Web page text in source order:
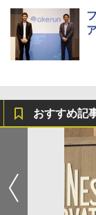
おすすめ記